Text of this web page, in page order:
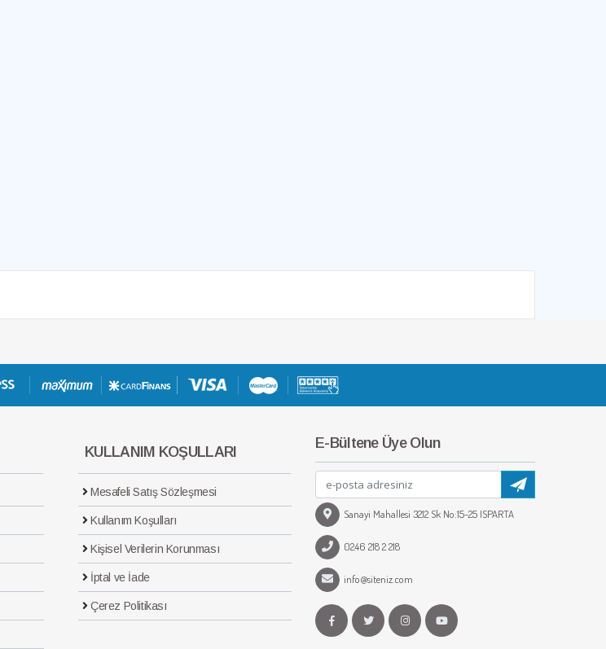
KULLANIM KOŞULLARI
Mesafeli Satış Sözleşmesi
Kullanım Koşulları
Kişisel Verilerin Korunması
İptal ve İade
Çerez Politikası
E-Bültene Üye Olun
Sanayi Mahallesi 3212 Sk No:15-25 ISPARTA
0246 218 2 218
info@siteniz.com